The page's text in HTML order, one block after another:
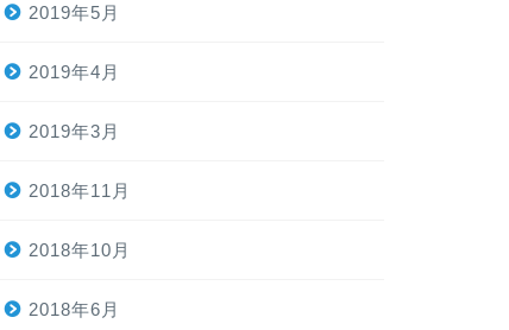
2019年5月
2019年4月
2019年3月
2018年11月
2018年10月
2018年6月